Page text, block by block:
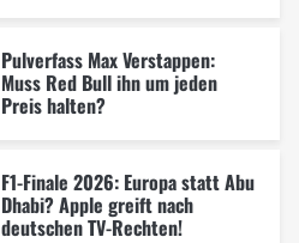
Pulverfass Max Verstappen:
Muss Red Bull ihn um jeden
Preis halten?
F1-Finale 2026: Europa statt Abu
Dhabi? Apple greift nach
deutschen TV-Rechten!